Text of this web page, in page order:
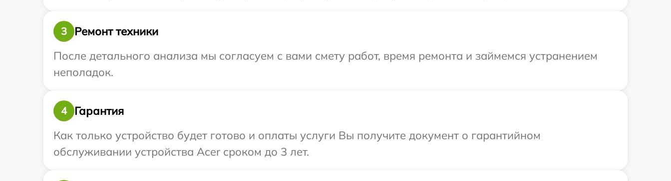
3
Ремонт техники
После детального анализа мы согласуем с вами смету работ, время ремонта и займемся устранением
неполадок.
4
Гарантия
Как только устройство будет готово и оплаты услуги Вы получите документ о гарантийном
обслуживании устройства Acer сроком до 3 лет.